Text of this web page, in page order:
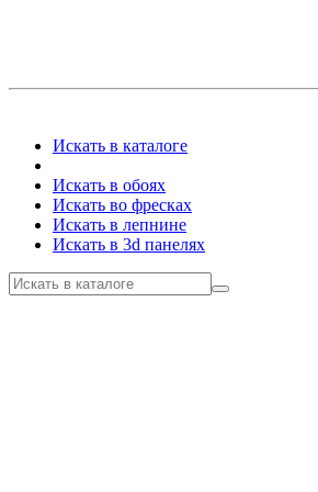
Искать в каталоге
Искать в обоях
Искать во фресках
Искать в лепнине
Искать в 3d панелях